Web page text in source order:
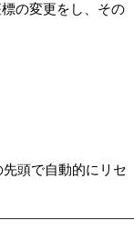
の変更をし、その
先頭で自動的にリセ